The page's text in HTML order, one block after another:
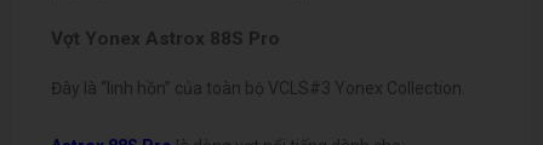
Vợt Yonex Astrox 88S Pro
Đây là “linh hồn” của toàn bộ VCLS#3 Yonex Collection.